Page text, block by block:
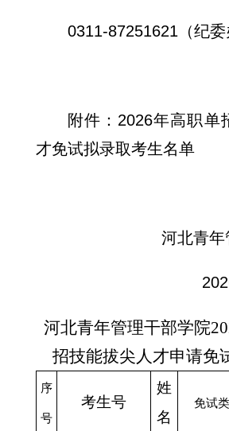
0311-87251621（纪委
附件：2026年高职单
才免试拟录取考生名单
河北青
河北青年管理干部学院
招技能拔尖人才申请免
序
号
考生号
姓
名
免试